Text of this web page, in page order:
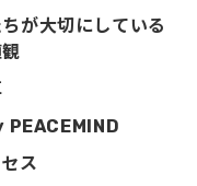
が大切にしている
PEACEMIND
ス